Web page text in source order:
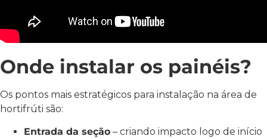
Onde instalar os painéis?
Os pontos mais estratégicos para instalação na área de
hortifrúti são:
Entrada da seção – criando impacto logo de início